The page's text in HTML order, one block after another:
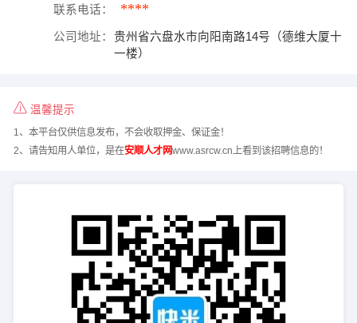
联系电话： ****
公司地址：
贵州省六盘水市向阳南路14号（德维大厦十
一楼）
温馨提示
1、本平台仅供信息发布，不会收取押金、保证金！
2、请告知用人单位，是在安顺人才网www.asrcw.cn上看到该招聘信息的！